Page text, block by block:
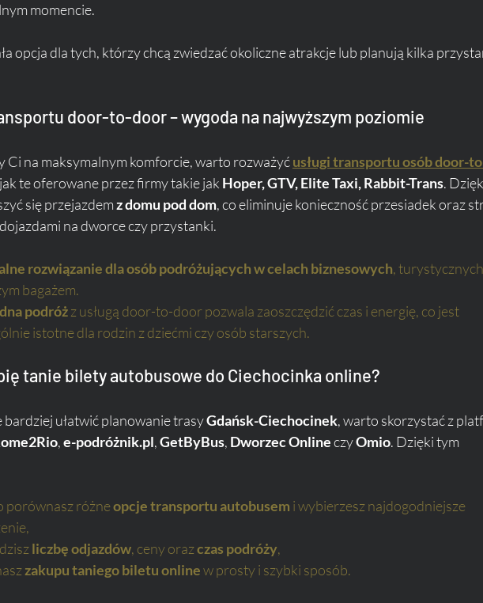
momencie.
opcja dla tych, którzy chcą zwiedzać okoliczne atrakcje lub planują kilka
door-to-door – wygoda na najwyższym poziomie
Ci na maksymalnym komforcie, warto rozważyć usługi transportu osób door-
te oferowane przez firmy takie jak Hoper, GTV, Elite Taxi, Rabbit-Trans.
się przejazdem z domu pod dom, co eliminuje konieczność przesiadek oraz
na dworce czy przystanki.
rozwiązanie dla osób podróżujących w celach biznesowych,
bagażem.
podróż z usługą door-to-door pozwala zaoszczędzić czas i energię, co jest
istotne dla rodzin z dziećmi czy osób starszych.
tanie bilety autobusowe do Ciechocinka online?
bardziej ułatwić planowanie trasy Gdańsk-Ciechocinek, warto skorzystać z
, e-podróżnik.pl, GetByBus, Dworzec Online czy Omio. Dzięki tym
porównasz różne opcje transportu autobusem i wybierzesz najdogodniejsze
liczbę odjazdów, ceny oraz czas podróży,
zakupu taniego biletu online w prosty i szybki sposób.